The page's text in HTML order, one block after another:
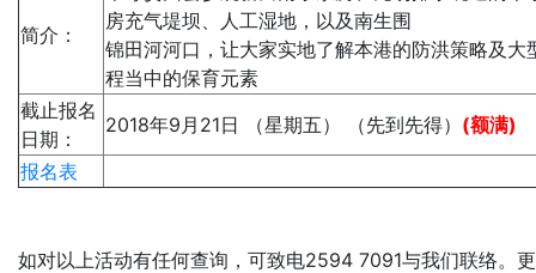
简介：
房充气堤坝、人工湿地，以及南生围
锦田河河口，让大家实地了解本港的防洪策略及大
程当中的保育元素
截止报名
日期：
2018年9月21日 （星期五） （先到先得） (额满)
报名表
如对以上活动有任何查询，可致电2594 7091与我们联络。